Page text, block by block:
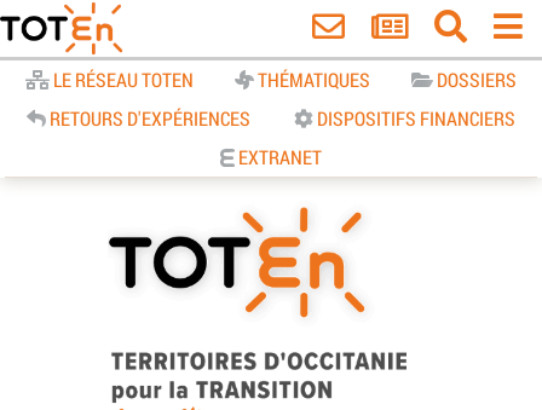
LE RÉSEAU TOTEN THÉMATIQUES
DOSSIERS
RETOURS D'EXPÉRIENCES
DISPOSITIFS FINANCIERS
EXTRANET